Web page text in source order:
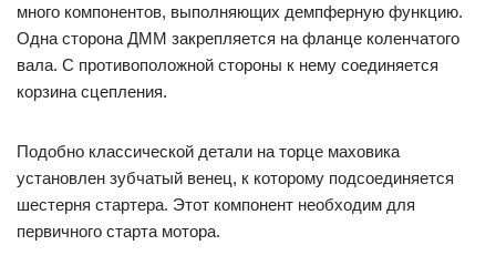
много компонентов, выполняющих демпферную функцию.
Одна сторона ДММ закрепляется на фланце коленчатого
вала. С противоположной стороны к нему соединяется
корзина сцепления.
Подобно классической детали на торце маховика
установлен зубчатый венец, к которому подсоединяется
шестерня стартера. Этот компонент необходим для
первичного старта мотора.